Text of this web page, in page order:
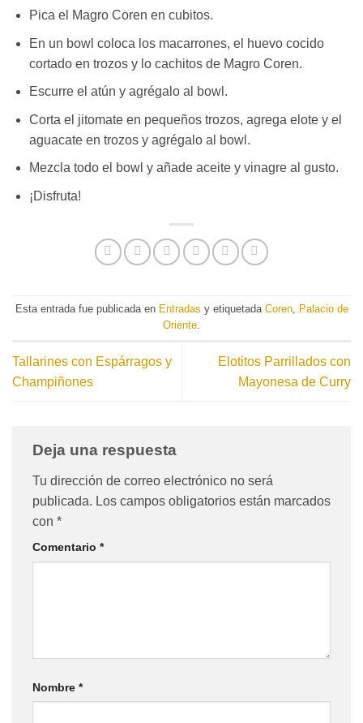
Pica el Magro Coren en cubitos.
En un bowl coloca los macarrones, el huevo cocido
cortado en trozos y lo cachitos de Magro Coren.
Escurre el atún y agrégalo al bowl.
Corta el jitomate en pequeños trozos, agrega elote y el
aguacate en trozos y agrégalo al bowl.
Mezcla todo el bowl y añade aceite y vinagre al gusto.
¡Disfruta!
Esta entrada fue publicada en Entradas y etiquetada Coren, Palacio de
Oriente.
Tallarines con Espárragos y
Champiñones
Elotitos Parrillados con
Mayonesa de Curry
Deja una respuesta
Tu dirección de correo electrónico no será
publicada. Los campos obligatorios están marcados
con *
Comentario *
Nombre *